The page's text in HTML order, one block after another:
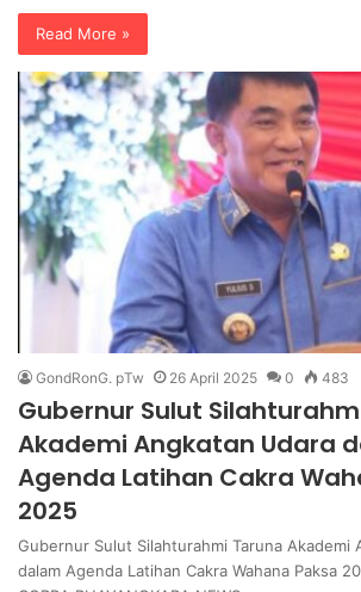
Read More »
GondRonG. pTw 26 April 2025 0 483
Gubernur Sulut
Akademi Angkatan Udara
Agenda Latihan Cakra
2025
Gubernur Sulut Silahturahmi Taruna Akademi
dalam Agenda Latihan Cakra Wahana Paksa